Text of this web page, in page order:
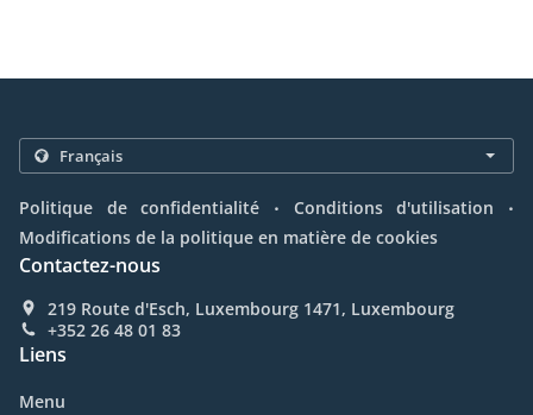
Politique de confidentialité . Conditions d'utilisation .
Modifications de la politique en matière de cookies
Contactez-nous
219 Route d'Esch, Luxembourg 1471, Luxembourg
+352 26 48 01 83
Liens
Menu